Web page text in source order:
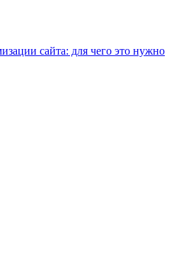
сайта: для чего это нужно